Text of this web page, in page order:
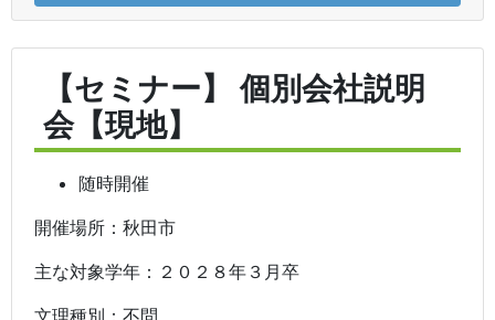
【セミナー】 個別会社説明
会【現地】
随時開催
開催場所：秋田市
主な対象学年：２０２８年３月卒
文理種別：不問